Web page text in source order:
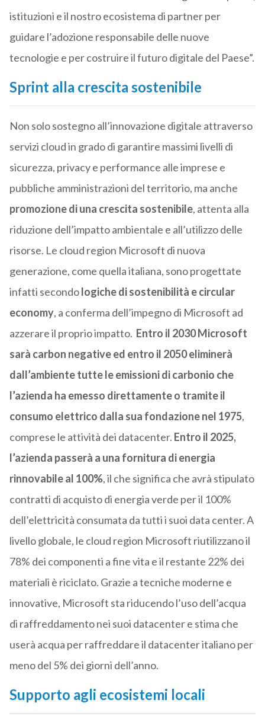
istituzioni e il nostro ecosistema di partner per
guidare l’adozione responsabile delle nuove
tecnologie e per costruire il futuro digitale del Paese”.
Sprint alla crescita sostenibile
Non solo sostegno all’innovazione digitale attraverso
servizi cloud in grado di garantire massimi livelli di
sicurezza, privacy e performance alle imprese e
pubbliche amministrazioni del territorio, ma anche
promozione di una crescita sostenibile, attenta alla
riduzione dell’impatto ambientale e all’utilizzo delle
risorse. Le cloud region Microsoft di nuova
generazione, come quella italiana, sono progettate
infatti secondologiche di sostenibilità e circular
economy, a conferma dell’impegno di Microsoft ad
azzerare il proprio impatto. Entro il 2030Microsoft
sarà carbon negative ed entro il 2050 eliminerà
dall’ambiente tutte le emissioni di carbonio che
l’azienda ha emesso direttamente o tramite il
consumo elettrico dalla sua fondazione nel 1975,
comprese le attività dei datacenter. Entro il 2025,
l’azienda passerà a una fornitura di energia
rinnovabile al 100%, il che significa che avrà stipulato
contratti di acquisto di energia verde per il 100%
dell’elettricità consumata da tutti i suoi data center. A
livello globale, le cloud region Microsoft riutilizzano il
78% dei componenti a fine vita e il restante 22% dei
materiali è riciclato. Grazie a tecniche moderne e
innovative, Microsoft sta riducendo l’uso dell’acqua
di raffreddamento nei suoi datacenter e stima che
userà acqua per raffreddare il datacenter italiano per
meno del 5% dei giorni dell’anno.
Supporto agli ecosistemi locali